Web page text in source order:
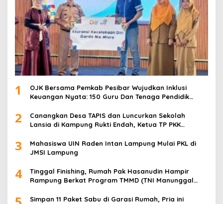
1
OJK Bersama Pemkab Pesibar Wujudkan Inklusi
Keuangan Nyata: 150 Guru Dan Tenaga Pendidik
2
Canangkan Desa TAPIS dan Luncurkan Sekolah
Lansia di Kampung Rukti Endah, Ketua TP PKK
Desa
3
Mahasiswa UIN Raden Intan Lampung Mulai PKL di
JMSI Lampung
4
Tinggal Finishing, Rumah Pak Hasanudin Hampir
Rampung Berkat Program TMMD (TNI Manunggal
Simpan 11 Paket Sabu di Garasi Rumah, Pria ini